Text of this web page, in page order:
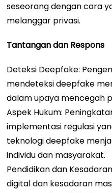
seseorang dengan cara
melanggar privasi.
Tantangan dan Respons
Deteksi Deepfake:
mendeteksi deepfake
dalam upaya mencegah
Aspek Hukum:
implementasi regulasi
teknologi deepfake
individu dan masyarakat.
Pendidikan dan
digital dan kesadaran